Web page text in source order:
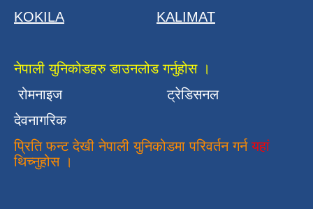
KOKILA
KALIMAT
नेपाली युनिकोडहरु डाउनलोड गर्नुहोस ।
रोमनाइज
ट्रेडिसनल
देवनागरिक
प्रिति फन्ट देखी नेपाली युनिकोडमा परिवर्तन गर्न यहां
थिच्नुहोस ।